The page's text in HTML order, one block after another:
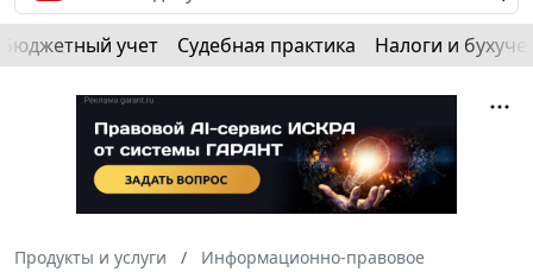
Бюджетный учет Судебная практика Налоги и
Продукты и услуги
Информационно-правовое